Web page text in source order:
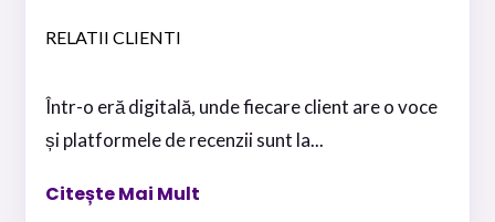
RELATII CLIENTI
Într-o eră digitală, unde fiecare client are o voce
și platformele de recenzii sunt la...
Citește Mai Mult